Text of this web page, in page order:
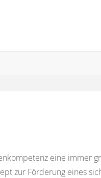
eine immer
zur Förderung eines